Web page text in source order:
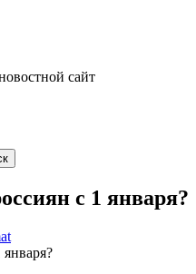
сайт
с 1 января?